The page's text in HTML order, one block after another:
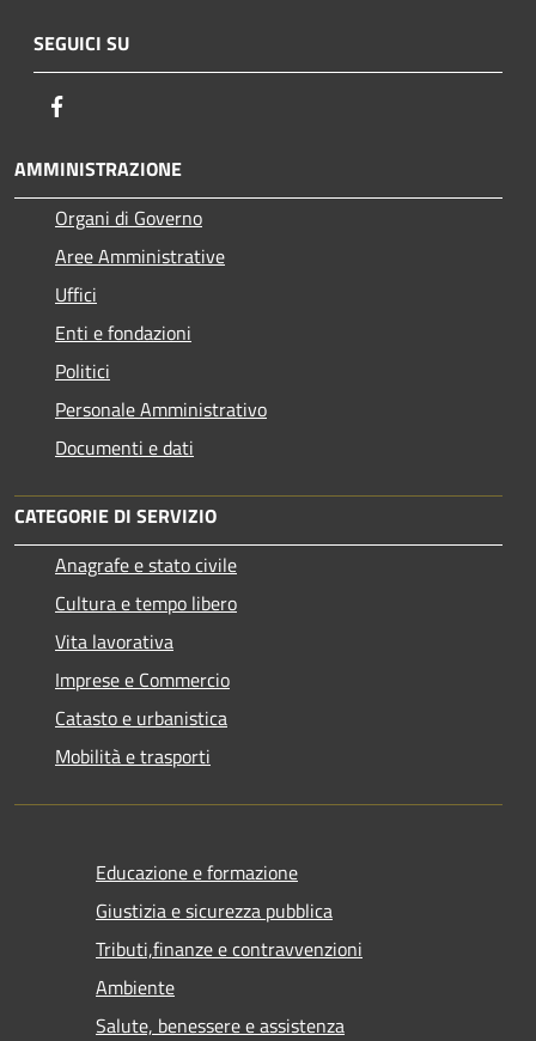
SEGUICI SU
AMMINISTRAZIONE
Organi di Governo
Aree Amministrative
Uffici
Enti e fondazioni
Politici
Personale Amministrativo
Documenti e dati
CATEGORIE DI SERVIZIO
Anagrafe e stato civile
Cultura e tempo libero
Vita lavorativa
Imprese e Commercio
Catasto e urbanistica
Mobilità e trasporti
Educazione e formazione
Giustizia e sicurezza pubblica
Tributi,finanze e contravvenzioni
Ambiente
Salute, benessere e assistenza